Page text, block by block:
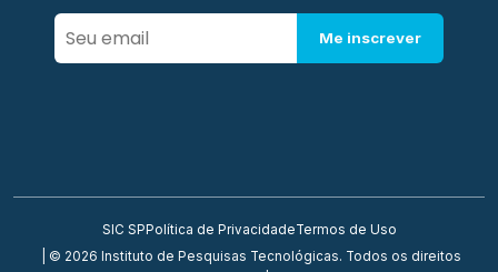
Me inscrever
SIC SP Política de PrivacidadeTermos de Uso
| © 2026 Instituto de Pesquisas Tecnológicas. Todos os direitos